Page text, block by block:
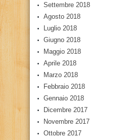
Settembre 2018
Agosto 2018
Luglio 2018
Giugno 2018
Maggio 2018
Aprile 2018
Marzo 2018
Febbraio 2018
Gennaio 2018
Dicembre 2017
Novembre 2017
Ottobre 2017